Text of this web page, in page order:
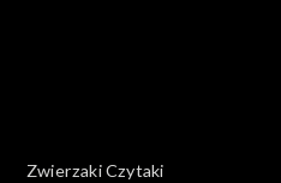
Zwierzaki Czytaki